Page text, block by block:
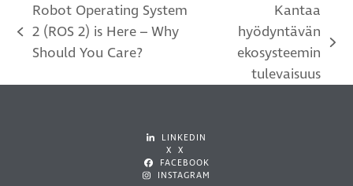
previous
post:
Robot Operating System
2 (ROS 2) is Here – Why
Should You Care?
Kantaa
hyödyntävän
ekosysteemin
tulevaisuus
LINKEDIN
X X
FACEBOOK
INSTAGRAM